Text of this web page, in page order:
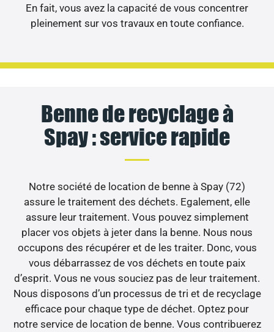
En fait, vous avez la capacité de vous concentrer
pleinement sur vos travaux en toute confiance.
Benne de recyclage à
Spay : service rapide
Notre société de location de benne à Spay (72)
assure le traitement des déchets. Egalement, elle
assure leur traitement. Vous pouvez simplement
placer vos objets à jeter dans la benne. Nous nous
occupons des récupérer et de les traiter. Donc, vous
vous débarrassez de vos déchets en toute paix
d’esprit. Vous ne vous souciez pas de leur traitement.
Nous disposons d’un processus de tri et de recyclage
efficace pour chaque type de déchet. Optez pour
notre service de location de benne. Vous contribuerez